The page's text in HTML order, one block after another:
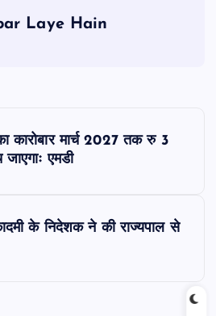
Laye Hain
कारोबार मार्च 2027 तक रु 3
एमडी
के निदेशक ने की राज्यपाल से